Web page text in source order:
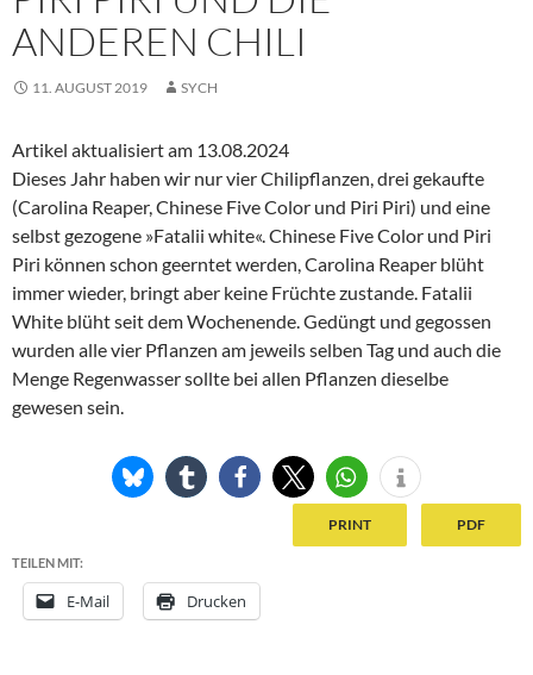
ANDEREN CHILI
11. AUGUST 2019 SYCH
Artikel aktualisiert am 13.08.2024
Dieses Jahr haben wir nur vier Chilipflanzen, drei gekaufte
(Carolina Reaper, Chinese Five Color und Piri Piri) und eine
selbst gezogene »Fatalii white«. Chinese Five Color und Piri
Piri können schon geerntet werden, Carolina Reaper blüht
immer wieder, bringt aber keine Früchte zustande. Fatalii
White blüht seit dem Wochenende. Gedüngt und gegossen
wurden alle vier Pflanzen am jeweils selben Tag und auch die
Menge Regenwasser sollte bei allen Pflanzen dieselbe
gewesen sein.
PRINT PDF
TEILEN MIT:
E-Mail Drucken